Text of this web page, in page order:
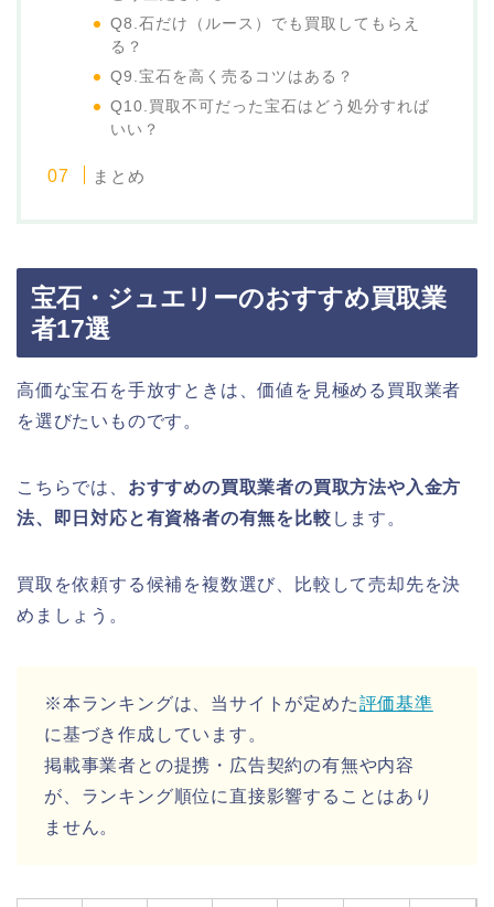
Q8.石だけ（ルース）でも買取してもらえ
る？
Q9.宝石を高く売るコツはある？
Q10.買取不可だった宝石はどう処分すれば
いい？
まとめ
宝石・ジュエリーのおすすめ買取業
者17選
高価な宝石を手放すときは、価値を見極める買取業者
を選びたいものです。
こちらでは、 おすすめの買取業者の買取方法や入金方
法、即日対応と有資格者の有無を比較 します。
買取を依頼する候補を複数選び、比較して売却先を決
めましょう。
※本ランキングは、当サイトが定めた評価基準
に基づき作成しています。
掲載事業者との提携・広告契約の有無や内容
が、ランキング順位に直接影響することはあり
ません。